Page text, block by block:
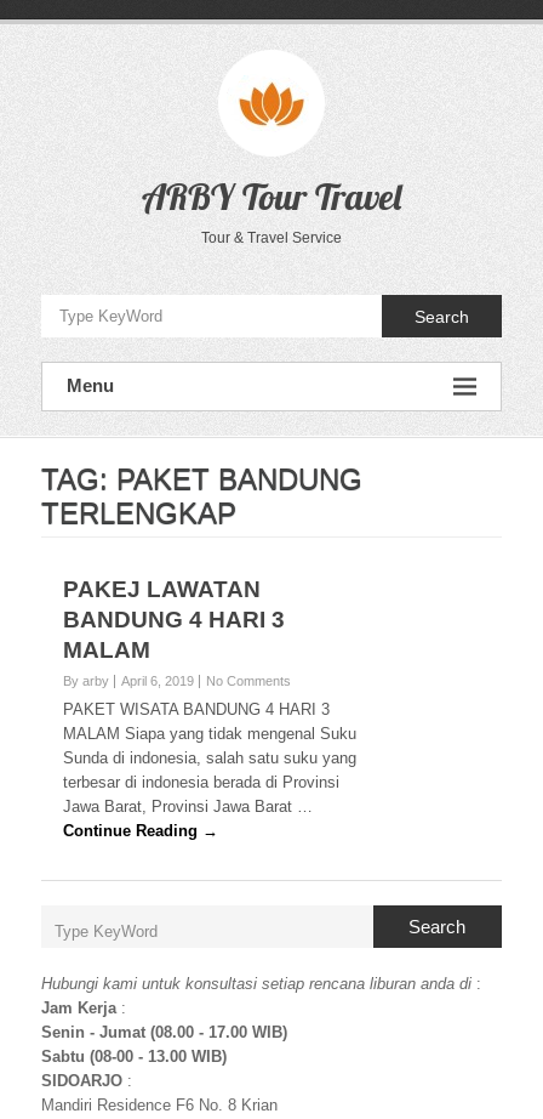
ARBY Tour Travel
Tour & Travel Service
Search
Menu
TAG: PAKET BANDUNG
TERLENGKAP
PAKEJ LAWATAN
BANDUNG 4 HARI 3
MALAM
By arby April 6, 2019 No Comments
PAKET WISATA BANDUNG 4 HARI 3
MALAM Siapa yang tidak mengenal Suku
Sunda di indonesia, salah satu suku yang
terbesar di indonesia berada di Provinsi
Jawa Barat, Provinsi Jawa Barat …
Continue Reading →
Search
Hubungi kami untuk konsultasi setiap rencana liburan anda di :
Jam Kerja:
Senin - Jumat (08.00 - 17.00 WIB)
Sabtu (08-00 - 13.00 WIB)
SIDOARJO :
Mandiri Residence F6 No. 8 Krian